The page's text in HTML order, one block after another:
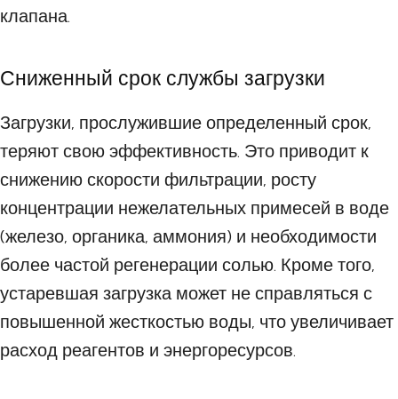
клапана.
Сниженный срок службы загрузки
Загрузки, прослужившие определенный срок,
теряют свою эффективность. Это приводит к
снижению скорости фильтрации, росту
концентрации нежелательных примесей в воде
(железо, органика, аммония) и необходимости
более частой регенерации солью. Кроме того,
устаревшая загрузка может не справляться с
повышенной жесткостью воды, что увеличивает
расход реагентов и энергоресурсов.